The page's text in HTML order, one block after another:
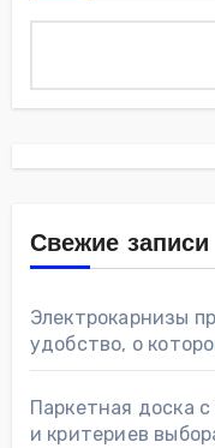
Свежие записи
Электрокарнизы
удобство, о
Паркетная доска
и критериев